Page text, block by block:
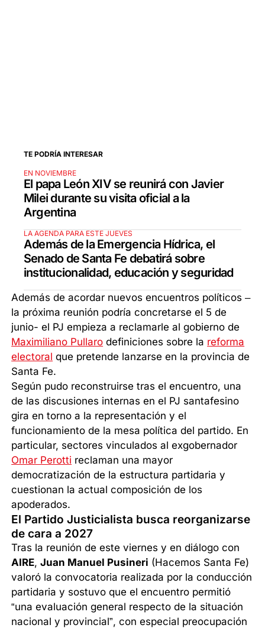
TE PODRÍA INTERESAR
EN NOVIEMBRE
El papa León XIV se reunirá con Javier
Milei durante su visita oficial a la
Argentina
LA AGENDA PARA ESTE JUEVES
Además de la Emergencia Hídrica, el
Senado de Santa Fe debatirá sobre
institucionalidad, educación y seguridad
Además de acordar nuevos encuentros políticos –
la próxima reunión podría concretarse el 5 de
junio- el PJ empieza a reclamarle al gobierno de
Maximiliano Pullaro definiciones sobre la reforma
electoral que pretende lanzarse en la provincia de
Santa Fe.
Según pudo reconstruirse tras el encuentro, una
de las discusiones internas en el PJ santafesino
gira en torno a la representación y el
funcionamiento de la mesa política del partido. En
particular, sectores vinculados al exgobernador
Omar Perotti reclaman una mayor
democratización de la estructura partidaria y
cuestionan la actual composición de los
apoderados.
El Partido Justicialista busca reorganizarse
de cara a 2027
Tras la reunión de este viernes y en diálogo con
AIRE,Juan Manuel Pusineri (Hacemos Santa Fe)
valoró la convocatoria realizada por la conducción
partidaria y sostuvo que el encuentro permitió
“una evaluación general respecto de la situación
nacional y provincial”, con especial preocupación